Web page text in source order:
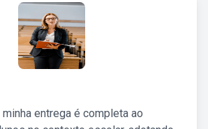
entrega é completa ao